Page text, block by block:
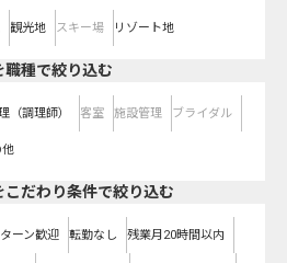
観光地 スキー場 リゾート地
種で絞り込む
（調理師） 客室 施設管理 ブライダル
他
だわり条件で絞り込む
ーン歓迎 転勤なし 残業月20時間以内